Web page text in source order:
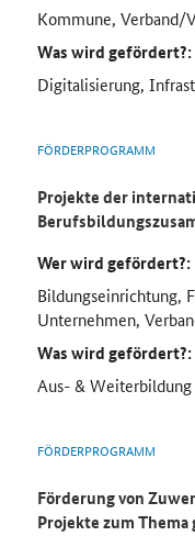
Kommune, Verband/
Was wird gefördert?:
Digitalisierung,
FÖRDERPROGRAMM
Projekte der
Wer wird gefördert?:
Bildungseinrichtung,
Unternehmen,
Was wird gefördert?:
Aus- & Weiterbildung
FÖRDERPROGRAMM
Förderung von
Projekte zum